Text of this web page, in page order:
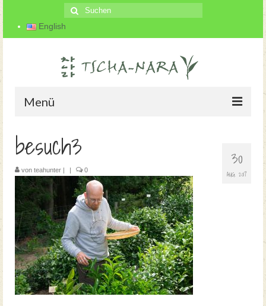
Suche
nach:
English
Menü
Der Teegarten
Über uns
Teeherstellung
Blog
Kontakt und Anfahrt
Teegartenführungen Neue Termine 2026
30
AUG. 2017
besuch3
von teahunter | | 0